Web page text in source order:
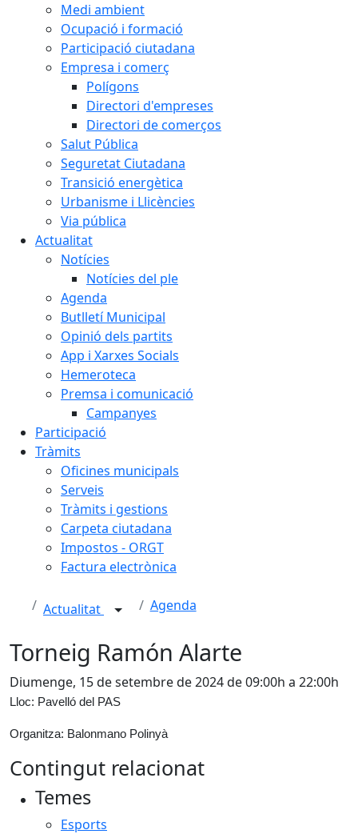
Medi ambient
Ocupació i formació
Participació ciutadana
Empresa i comerç
Polígons
Directori d'empreses
Directori de comerços
Salut Pública
Seguretat Ciutadana
Transició energètica
Urbanisme i Llicències
Via pública
Actualitat
Notícies
Notícies del ple
Agenda
Butlletí Municipal
Opinió dels partits
App i Xarxes Socials
Hemeroteca
Premsa i comunicació
Campanyes
Participació
Tràmits
Oficines municipals
Serveis
Tràmits i gestions
Carpeta ciutadana
Impostos - ORGT
Factura electrònica
Actualitat Agenda
Torneig Ramón Alarte
Diumenge, 15 de setembre de 2024 de 09:00h a 22:00h
Lloc: Pavelló del PAS
Organitza: Balonmano Polinyà
Contingut relacionat
Temes
Esports